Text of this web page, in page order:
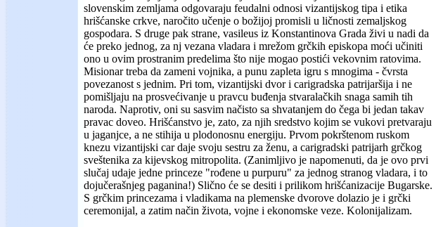
slovenskim zemljama odgovaraju feudalni odnosi vizantijskog tipa i etika
hrišćanske crkve, naročito učenje o božijoj promisli u ličnosti zemaljskog
gospodara. S druge pak strane, vasileus iz Konstantinova Grada živi u nadi da
će preko jednog, za nj vezana vladara i mrežom grčkih episkopa moći učiniti
ono u ovim prostranim predelima što nije mogao postići vekovnim ratovima.
Misionar treba da zameni vojnika, a punu zapleta igru s mnogima - čvrsta
povezanost s jednim. Pri tom, vizantijski dvor i carigradska patrijaršija i ne
pomišljaju na prosvećivanje u pravcu buđenja stvaralačkih snaga samih tih
naroda. Naprotiv, oni su sasvim načisto sa shvatanjem do čega bi jedan takav
pravac doveo. Hrišćanstvo je, zato, za njih sredstvo kojim se vukovi pretvaraju
u jaganjce, a ne stihija u plodonosnu energiju. Prvom pokrštenom ruskom
knezu vizantijski car daje svoju sestru za ženu, a carigradski patrijarh grčkog
sveštenika za kijevskog mitropolita. (Zanimljivo je napomenuti, da je ovo prvi
slučaj udaje jedne princeze "rođene u purpuru" za jednog stranog vladara, i to
dojučerašnjeg paganina!) Slično će se desiti i prilikom hrišćanizacije Bugarske.
S grčkim princezama i vladikama na plemenske dvorove dolazio je i grčki
ceremonijal, a zatim način života, vojne i ekonomske veze. Kolonijalizam.